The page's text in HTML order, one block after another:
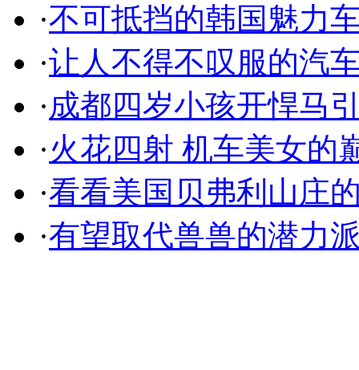
·不可抵挡的韩国魅力
·让人不得不叹服的汽
·成都四岁小孩开悍马
·火花四射 机车美女的
·看看美国贝弗利山庄
·有望取代兽兽的潜力